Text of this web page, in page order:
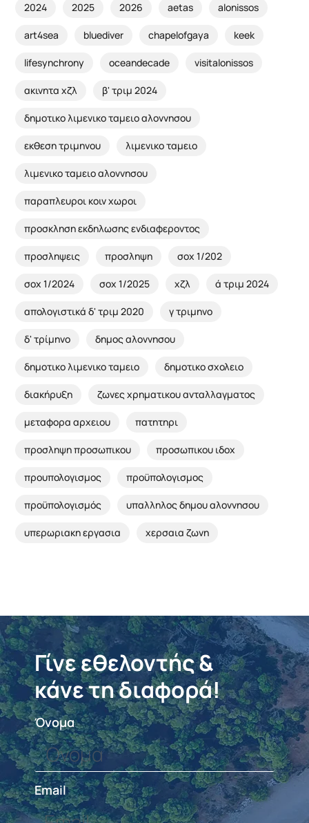
2024 2025 2026 aetas alonissos
art4sea bluediver chapelofgaya keek
lifesynchrony oceandecade visitalonissos
ακινητα χζλ β' τριμ 2024
δημοτικο λιμενικο ταμειο αλοννησου
εκθεση τριμηνου λιμενικο ταμειο
λιμενικο ταμειο αλοννησου
παραπλευροι κοιν χωροι
προσκληση εκδηλωσης ενδιαφεροντος
προσληψεις προσληψη σοχ 1/202
σοχ 1/2024 σοχ 1/2025 χζλ ά τριμ 2024
απολογιστικά δ' τριμ 2020 γ τριμηνο
δ' τρίμηνο δημος αλοννησου
δημοτικο λιμενικο ταμειο δημοτικο σχολειο
διακήρυξη ζωνες χρηματικου ανταλλαγματος
μεταφορα αρχειου πατητηρι
προσληψη προσωπικου προσωπικου ιδοχ
προυπολογισμος προϋπολογισμος
προϋπολογισμός υπαλληλος δημου αλοννησου
υπερωριακη εργασια χερσαια ζωνη
Γίνε εθελοντής &
κάνε τη διαφορά!
Όνομα
Email